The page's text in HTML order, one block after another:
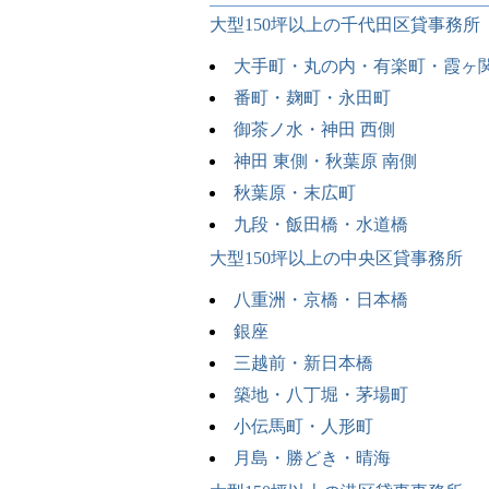
大型150坪以上の千代田区貸事務所
大手町・丸の内・有楽町・霞ヶ
番町・麹町・永田町
御茶ノ水・神田 西側
神田 東側・秋葉原 南側
秋葉原・末広町
九段・飯田橋・水道橋
大型150坪以上の中央区貸事務所
八重洲・京橋・日本橋
銀座
三越前・新日本橋
築地・八丁堀・茅場町
小伝馬町・人形町
月島・勝どき・晴海